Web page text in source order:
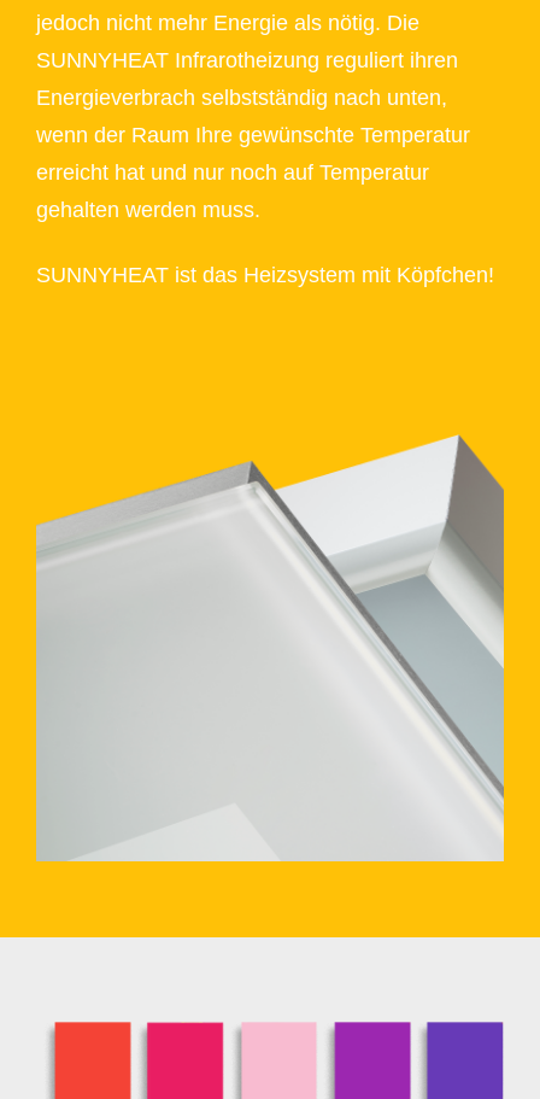
jedoch nicht mehr Energie als nötig. Die
SUNNYHEAT Infrarotheizung reguliert ihren
Energieverbrach selbstständig nach unten,
wenn der Raum Ihre gewünschte Temperatur
erreicht hat und nur noch auf Temperatur
gehalten werden muss.
SUNNYHEAT ist das Heizsystem mit Köpfchen!